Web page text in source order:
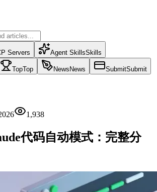
Servers Agent SkillsSkills
TopTop News News SubmitSubmit
1,938
代码自动模式：完整分